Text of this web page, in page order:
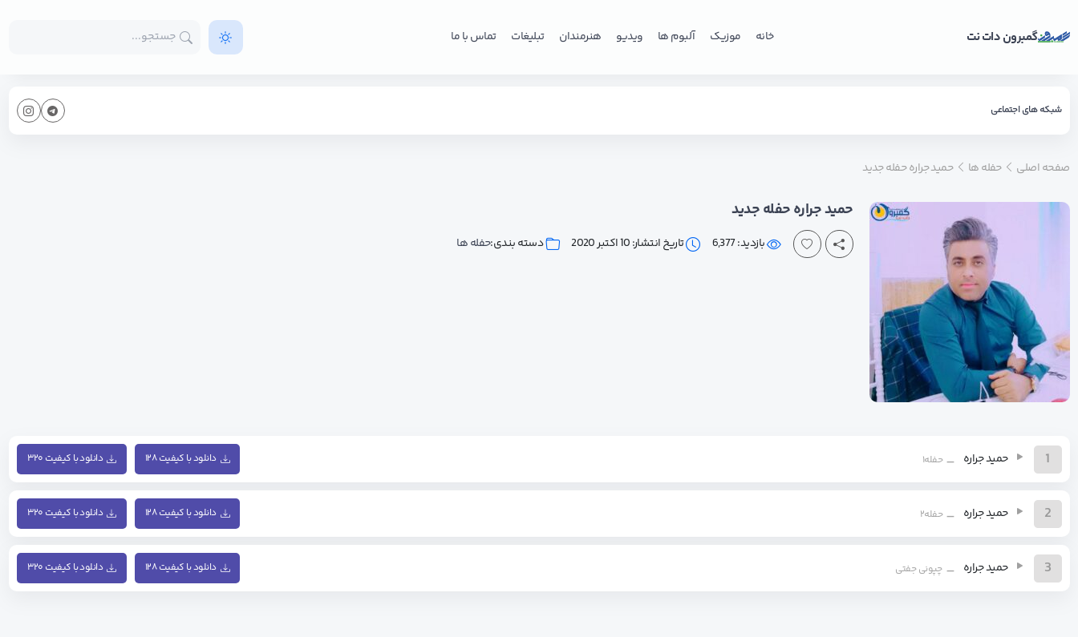
گمبرون دات نت خانه موزیک آلبوم ها ویدیو هنرمندان تبلیغات تماس با ما
شبکه های اجتماعی
صفحه اصلی حفله ها حمید جراره حفله جدید
حمید جراره حفله جدید
بازدید: 6,377 تاریخ انتشار: 10 اکتبر 2020 دسته بندی:حفله ها
1 حمید جراره حفله۱ دانلود با کیفیت ۱۲۸ دانلود با کیفیت ۳۲۰
2 حمید جراره حفله۲ دانلود با کیفیت ۱۲۸ دانلود با کیفیت ۳۲۰
3 حمید جراره چپونی جفتی دانلود با کیفیت ۱۲۸ دانلود با کیفیت ۳۲۰